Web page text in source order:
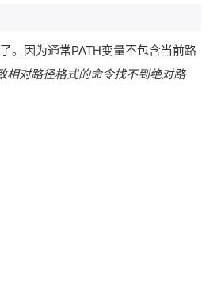
。因为通常PATH变量不包含当前路
相对路径格式的命令找不到绝对路